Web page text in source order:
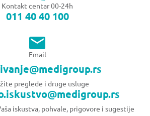
Kontakt centar 00-24h
011 40 40 100
Email
preglede i druge usluge
iskustva, pohvale, prigovore i sugestije